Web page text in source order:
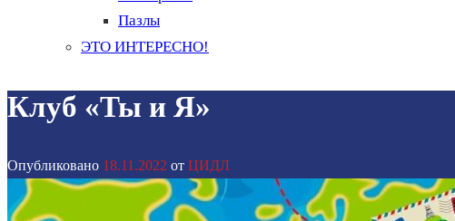
Пазлы
ЭТО ИНТЕРЕСНО!
Клуб «Ты и Я»
Опубликовано 18.11.2022 от ЦИДЛ